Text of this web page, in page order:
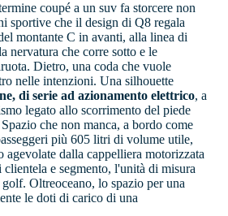
coupé a un suv fa storcere non
sportive che il design di Q8 regala
montante C in avanti, alla linea di
nervatura che corre sotto e le
Dietro, una coda che vuole
nelle intenzioni. Una silhouette
di serie ad azionamento elettrico, a
legato allo scorrimento del piede
che non manca, a bordo come
più 605 litri di volume utile,
agevolate dalla cappelliera motorizzata
e segmento, l'unità di misura
Oltreoceano, lo spazio per una
le doti di carico di una